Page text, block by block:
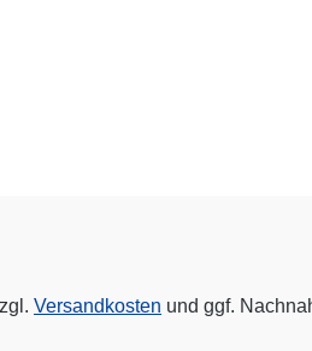
Versandkosten und ggf.